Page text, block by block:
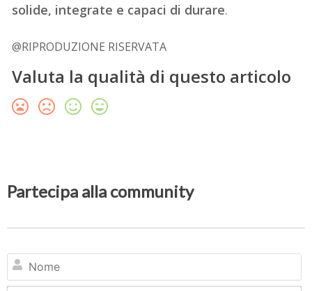
solide, integrate e capaci di durare.
@RIPRODUZIONE RISERVATA
Valuta la qualità di questo articolo
Partecipa alla community